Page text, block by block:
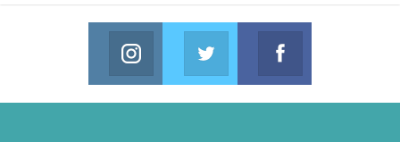
Facebook
Join us on Facebook
Twitter
Join us on Twitter